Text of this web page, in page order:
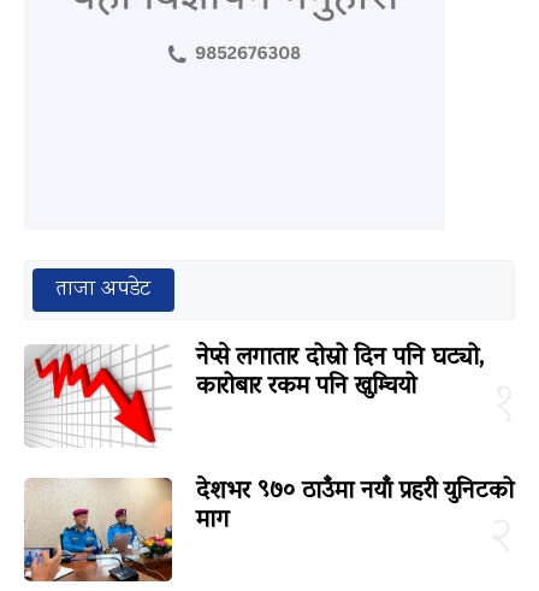
ताजा अपडेट
नेप्से लगातार दोस्रो दिन पनि घट्यो,
कारोबार रकम पनि खुम्चियो
देशभर ९७० ठाउँमा नयाँ प्रहरी युनिटको
माग